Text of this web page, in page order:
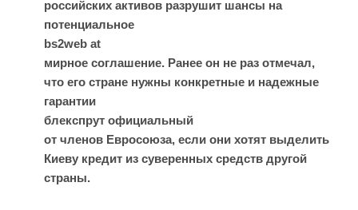
российских активов разрушит шансы на
потенциальное
bs2web at
мирное соглашение. Ранее он не раз отмечал,
что его стране нужны конкретные и надежные
гарантии
блекспрут официальный
от членов Евросоюза, если они хотят выделить
Киеву кредит из суверенных средств другой
страны.